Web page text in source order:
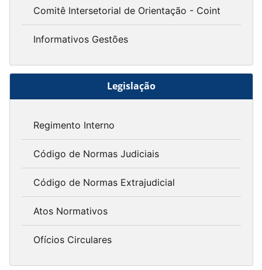
Comitê Intersetorial de Orientação - Coint
Informativos Gestões
Legislação
Regimento Interno
Código de Normas Judiciais
Código de Normas Extrajudicial
Atos Normativos
Ofícios Circulares